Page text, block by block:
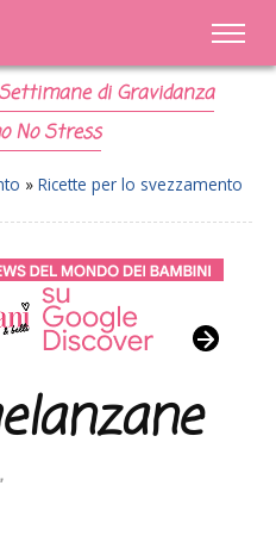
Settimane di Gravidanza
No Stress
» Ricette per lo svezzamento